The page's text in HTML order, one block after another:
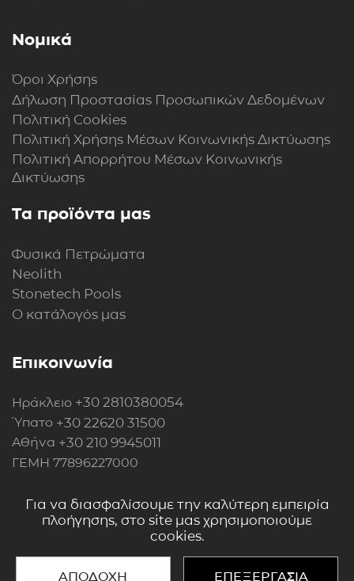
Για να διασφαλίσουμε την καλύτερη εμπειρία
πλοήγησης, στο site μας χρησιμοποιούμε
cookies.
ΑΠΟΔΟΧΗ ΕΠΕΞΕΡΓΑΣΙΑ
Νομικά
Όροι Χρήσης
Δήλωση Προστασίας Προσωπικών Δεδομένων
Πολιτική Cookies
Πολιτική Xρήσης Mέσων Kοινωνικής Δικτύωσης
Πολιτική Απορρήτου Μέσων Κοινωνικής
Δικτύωσης
Τα προϊόντα μας
Φυσικά Πετρώματα
Neolith
Stonetech Pools
Ο κατάλογός μας
Επικοινωνία
Ηράκλειο +30 2810380054
Ύπατο +30 22620 31500
Αθήνα +30 210 9945011
ΓΕΜΗ 77896227000
Περισσότερα στοιχεία